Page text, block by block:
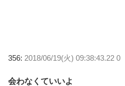
356: 2018/06/19(火) 09:38:43.22 0
会わなくていいよ